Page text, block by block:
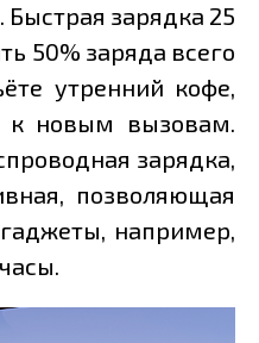
зарядка 25
50% заряда всего
утренний кофе,
к новым вызовам.
зарядка,
позволяющая
например,